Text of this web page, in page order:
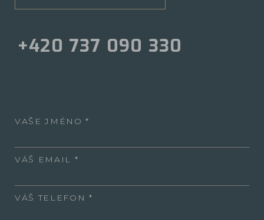
+420 737 090 330
VAŠE JMÉNO
VÁŠ EMAIL
VÁŠ TELEFON